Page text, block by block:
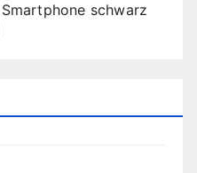
schwarz